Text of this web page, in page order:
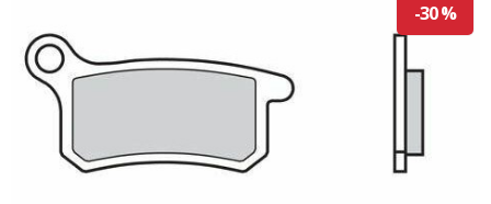
-30 %